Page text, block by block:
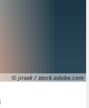
© jirsak / stock.adobe.com